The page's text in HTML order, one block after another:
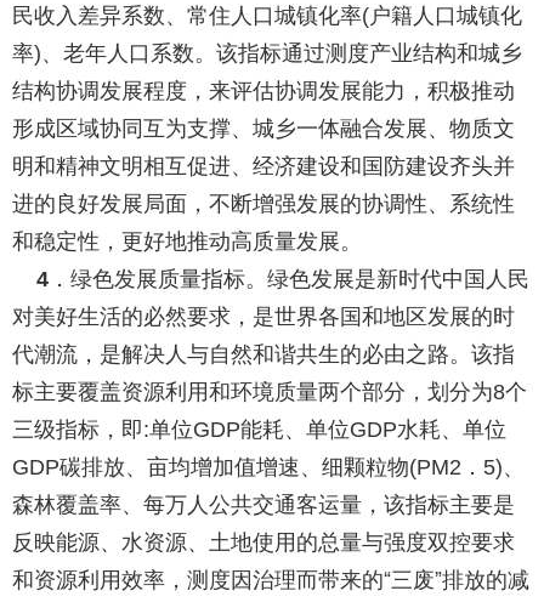
民收入差异系数、常住人口城镇化率(户籍人口城镇化
率)、老年人口系数。该指标通过测度产业结构和城乡
结构协调发展程度，来评估协调发展能力，积极推动
形成区域协同互为支撑、城乡一体融合发展、物质文
明和精神文明相互促进、经济建设和国防建设齐头并
进的良好发展局面，不断增强发展的协调性、系统性
和稳定性，更好地推动高质量发展。
4 ．绿色发展质量指标。 绿色发展是新时代中国人民
对美好生活的必然要求，是世界各国和地区发展的时
代潮流，是解决人与自然和谐共生的必由之路。该指
标主要覆盖资源利用和环境质量两个部分，划分为8个
三级指标，即:单位GDP能耗、单位GDP水耗、单位
GDP碳排放、亩均增加值增速、细颗粒物(PM2 ． 5)、
森林覆盖率、每万人公共交通客运量，该指标主要是
反映能源、水资源、土地使用的总量与强度双控要求
和资源利用效率，测度因治理而带来的“三废”排放的减